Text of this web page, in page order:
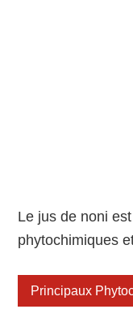
Le jus de noni
phytochimiques
Principaux